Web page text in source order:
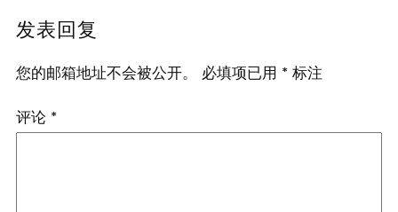
发表回复
您的邮箱地址不会被公开。 必填项已用 * 标注
评论 *